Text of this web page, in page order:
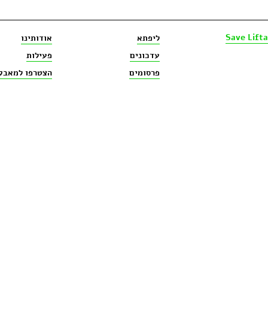
Save Lifta ליפתא
אודותינו
עדכונים
פעילות
פרסומים
הצטרפו